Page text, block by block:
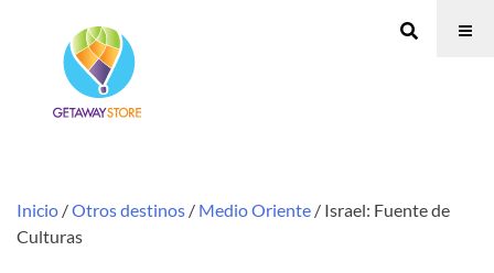
Inicio /Otros destinos / Medio Oriente / Israel: Fuente de
Culturas